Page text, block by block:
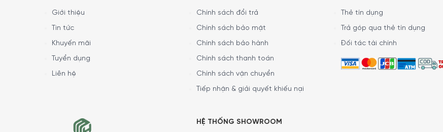
Giới thiệu
Tin tức
Khuyến mãi
Tuyển dụng
Liên hệ
Chính sách đổi trả
Chính sách bảo mật
Chính sách bảo hành
Chính sách thanh toán
Chính sách vận chuyển
Tiếp nhận & giải quyết khiếu nại
Thẻ tín dụng
Trả góp qua thẻ tín dụng
Đối tác tài chính
HỆ THỐNG SHOWROOM